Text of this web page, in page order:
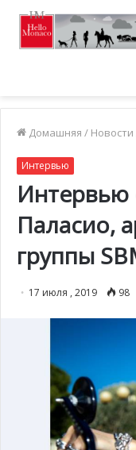
Домашняя / Новости
Интервью
Паласио,
группы
17 июля , 2019 98